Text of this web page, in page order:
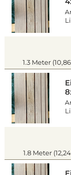
1.3 Meter
1.8 Meter